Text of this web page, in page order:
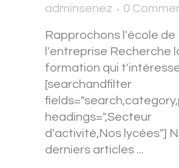
adminsenez
0
Rapprochons l'école de
l'entreprise Recherche
formation qui
[searchandfilter
headings=",Secteur
d'activité,Nos lycées"]
derniers articles ...